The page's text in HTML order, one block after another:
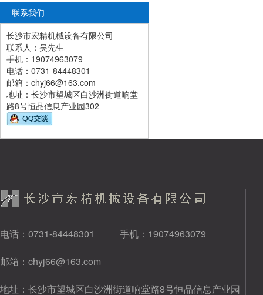
联系我们
长沙市宏精机械设备有限公司
联系人：吴先生
手机：19074963079
电话：0731-84448301
邮箱：chyj66@163.com
地址： 长沙市望城区白沙洲街道响堂
路8号恒品信息产业园302
电话： 0731-84448301 手机： 19074963079
邮箱： chyj66@163.com
地址： 长沙市望城区白沙洲街道响堂路8号恒品信息产业园